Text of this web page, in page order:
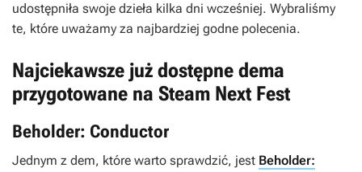
udostępniła swoje dzieła kilka dni wcześniej. Wybraliśmy
te, które uważamy za najbardziej godne polecenia.
Najciekawsze już dostępne dema
przygotowane na Steam Next Fest
Beholder: Conductor
Jednym z dem, które warto sprawdzić, jest Beholder: